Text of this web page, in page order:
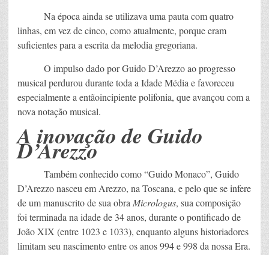
Na época ainda se utilizava uma pauta com quatro
linhas, em vez de cinco, como atualmente, porque eram
suficientes para a escrita da melodia gregoriana.
O impulso dado por Guido D’Arezzo ao progresso
musical perdurou durante toda a Idade Média e favoreceu
especialmente a entãoincipiente polifonia, que avançou com a
nova notação musical.
A inovação de Guido
D’Arezzo
Também conhecido como “Guido Monaco”, Guido
D’Arezzo nasceu em Arezzo, na Toscana, e pelo que se infere
de um manuscrito de sua obraMicrologus, sua composição
foi terminada na idade de 34 anos, durante o pontificado de
João XIX (entre 1023 e 1033), enquanto alguns historiadores
limitam seu nascimento entre os anos 994 e 998 da nossa Era.